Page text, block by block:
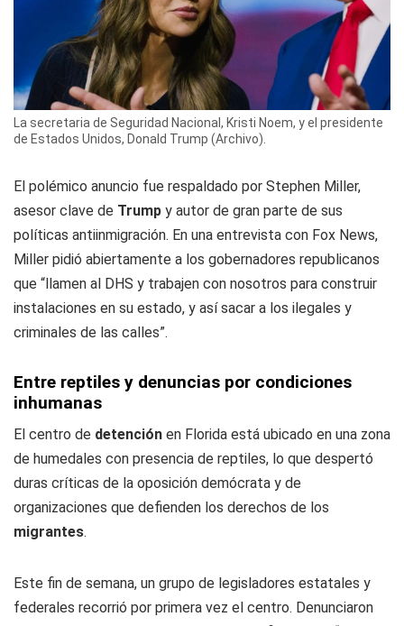
La secretaria de Seguridad Nacional, Kristi Noem, y el presidente
de Estados Unidos, Donald Trump (Archivo).
El polémico anuncio fue respaldado por Stephen Miller,
asesor clave de Trump y autor de gran parte de sus
políticas antiinmigración. En una entrevista con Fox News,
Miller pidió abiertamente a los gobernadores republicanos
que “llamen al DHS y trabajen con nosotros para construir
instalaciones en su estado, y así sacar a los ilegales y
criminales de las calles”.
Entre reptiles y denuncias por condiciones
inhumanas
El centro de detención en Florida está ubicado en una zona
de humedales con presencia de reptiles, lo que despertó
duras críticas de la oposición demócrata y de
organizaciones que defienden los derechos de los
migrantes.
Este fin de semana, un grupo de legisladores estatales y
federales recorrió por primera vez el centro. Denunciaron